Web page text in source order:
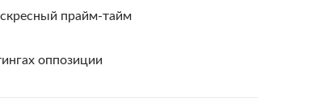
прайм-тайм
оппозиции